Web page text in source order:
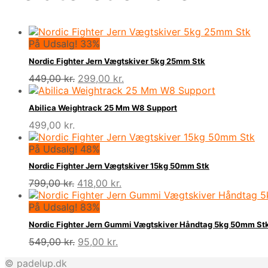
På Udsalg! 33%
Nordic Fighter Jern Vægtskiver 5kg 25mm Stk
449,00kr. Den
oprindelige
pris
var:
299,00 kr.
aktuelle
pris
er:
Abilica Weightrack 25 Mm W8 Support
499,00 kr.
På Udsalg! 48%
Nordic Fighter Jern Vægtskiver 15kg 50mm Stk
799,00kr. Den
oprindelige
pris
var:
799,00 kr..
418,00 kr.
aktuelle
er:
418,00 kr..
På Udsalg! 83%
Nordic Fighter Jern Gummi Vægtskiver Håndtag 5kg 50mm
549,00kr. Den
95,00 kr.
© padelup.dk